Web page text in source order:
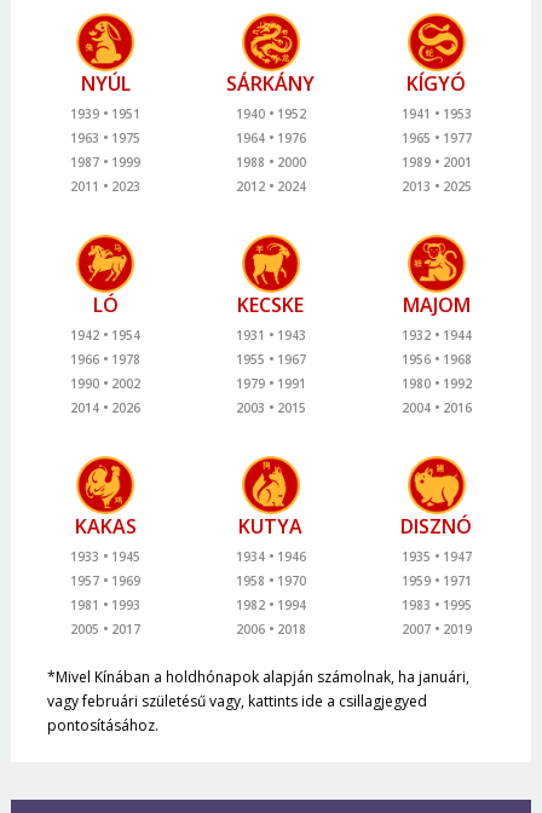
NYÚL
1939
1951
1963
1975
1987
1999
2011
2023
SÁRKÁNY
1940
1952
1964
1976
1988
2000
2012
2024
KÍGYÓ
1941
1953
1965
1977
1989
2001
2013
2025
LÓ
1942
1954
1966
1978
1990
2002
2014
2026
KECSKE
1931
1943
1955
1967
1979
1991
2003
2015
MAJOM
1932
1944
1956
1968
1980
1992
2004
2016
KAKAS
1933
1945
1957
1969
1981
1993
2005
2017
KUTYA
1934
1946
1958
1970
1982
1994
2006
2018
DISZNÓ
1935
1947
1959
1971
1983
1995
2007
2019
*Mivel Kínában a holdhónapok alapján számolnak, ha januári,
vagy februári születésű vagy, kattints ide a csillagjegyed
pontosításához.